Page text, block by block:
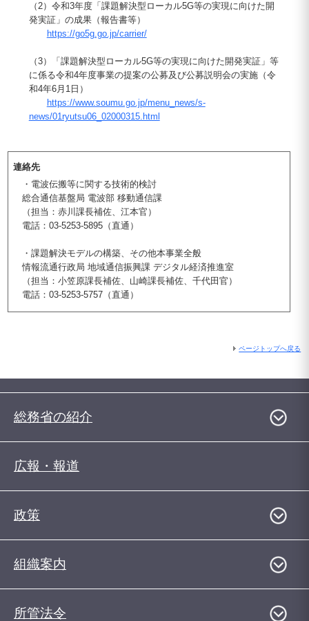
（2）令和3年度「課題解決型ローカル5G等の実現に向けた開
発実証」の成果（報告書等）
https://go5g.go.jp/carrier/
（3）「課題解決型ローカル5G等の実現に向けた開発実証」等
に係る令和4年度事業の提案の公募及び公募説明会の実施（令
和4年6月1日）
https://www.soumu.go.jp/menu_news/s-
news/01ryutsu06_02000315.html
連絡先
・電波伝搬等に関する技術的検討
総合通信基盤局 電波部 移動通信課
（担当：赤川課長補佐、江本官）
電話：03-5253-5895（直通）
・課題解決モデルの構築、その他本事業全般
情報流通行政局 地域通信振興課 デジタル経済推進室
（担当：小笠原課長補佐、山崎課長補佐、千代田官）
電話：03-5253-5757（直通）
ページトップへ戻る
総務省の紹介
広報・報道
政策
組織案内
所管法令